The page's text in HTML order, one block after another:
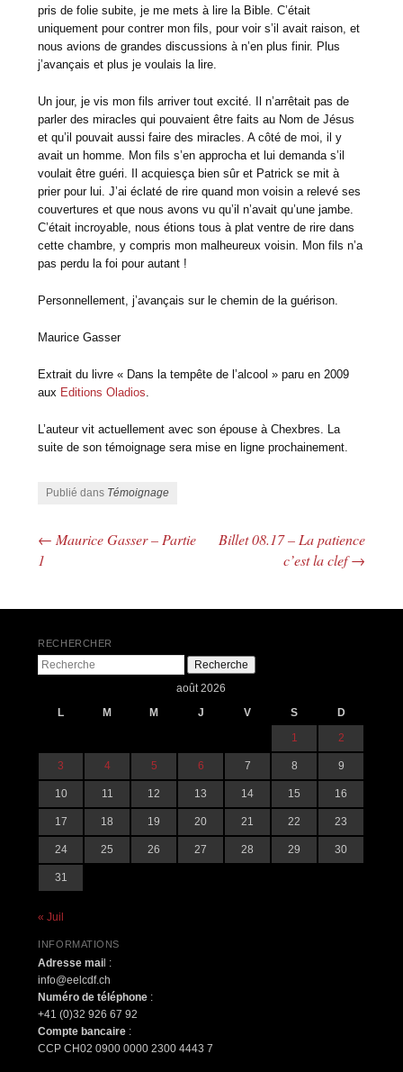
pris de folie subite, je me mets à lire la Bible. C’était
uniquement pour contrer mon fils, pour voir s’il avait raison, et
nous avions de grandes discussions à n’en plus finir. Plus
j’avançais et plus je voulais la lire.
Un jour, je vis mon fils arriver tout excité. Il n’arrêtait pas de
parler des miracles qui pouvaient être faits au Nom de Jésus
et qu’il pouvait aussi faire des miracles. A côté de moi, il y
avait un homme. Mon fils s’en approcha et lui demanda s’il
voulait être guéri. Il acquiesça bien sûr et Patrick se mit à
prier pour lui. J’ai éclaté de rire quand mon voisin a relevé ses
couvertures et que nous avons vu qu’il n’avait qu’une jambe.
C’était incroyable, nous étions tous à plat ventre de rire dans
cette chambre, y compris mon malheureux voisin. Mon fils n’a
pas perdu la foi pour autant !
Personnellement, j’avançais sur le chemin de la guérison.
Maurice Gasser
Extrait du livre « Dans la tempête de l’alcool » paru en 2009
aux Editions Oladios
L’auteur vit actuellement avec son épouse à Chexbres. La
suite de son témoignage sera mise en ligne prochainement.
Publié dans Témoignage
Navigation des articles
← Maurice Gasser – Partie
1
Billet 08.17 – La patience
c’est la clef→
RECHERCHER
Recherche
août 2026
L
M M J V S
D
1
2
3 4 5 6 7 8 9
10 11 12 13 14 15 16
17 18 19 20 21 22 23
24 25 26 27 28 29 30
31
« Juil
INFORMATIONS
Adresse mai l :
info@eelcdf.ch
Numéro de téléphone :
+41 (0)32 926 67 92
Compte bancaire :
CCP CH02 0900 0000 2300 4443 7